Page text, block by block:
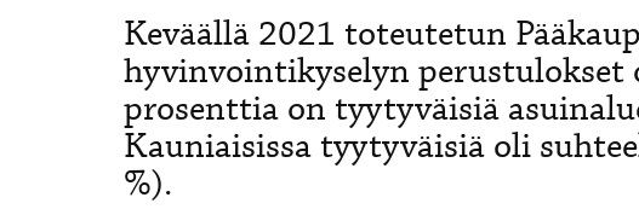
Keväällä 2021 toteutetun
hyvinvointikyselyn perustulokset
prosenttia on tyytyväisiä
Kauniaisissa tyytyväisiä oli
%).